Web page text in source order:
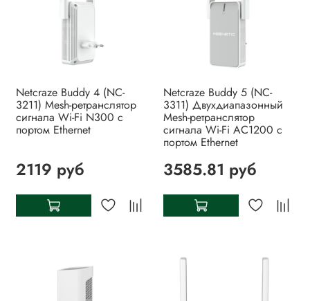
Netcraze Buddy 4 (NC-
3211) Mesh-ретранслятор
сигнала Wi-Fi N300 с
портом Ethernet
2119 руб
Netcraze Buddy 5 (NC-
3311) Двухдиапазонный
Mesh-ретранслятор
сигнала Wi-Fi AC1200 с
портом Ethernet
3585.81 руб